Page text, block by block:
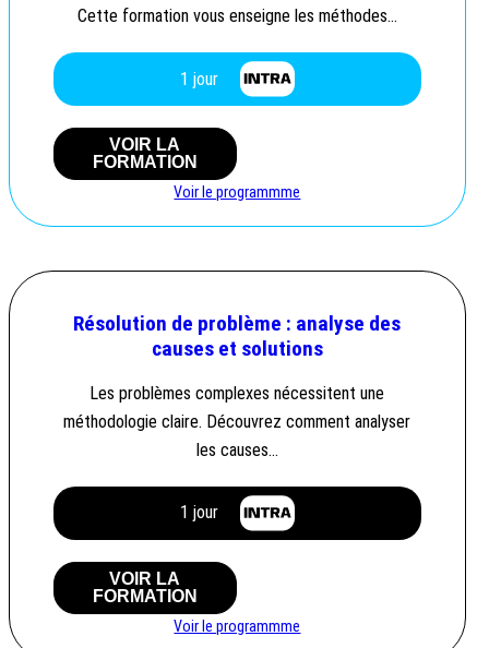
Cette formation vous enseigne les méthodes…
1 jour
VOIR LA
FORMATION
Voir le programmme
Résolution de problème : analyse des
causes et solutions
Les problèmes complexes nécessitent une
méthodologie claire. Découvrez comment analyser
les causes…
1 jour
VOIR LA
FORMATION
Voir le programmme